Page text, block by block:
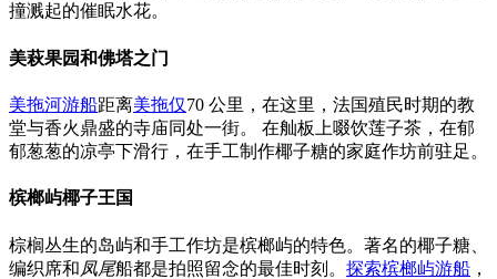
撞溅起的催眠水花。
美萩果园和佛塔之门
美拖河游船距离美拖仅70 公里，在这里，法国殖民时期的教
堂与香火鼎盛的寺庙同处一街。 在舢板上啜饮莲子茶，在郁
郁葱葱的凉亭下滑行，在手工制作椰子糖的家庭作坊前驻足。
槟榔屿椰子王国
棕榈丛生的岛屿和手工作坊是槟榔屿的特色。著名的椰子糖、
编织席和凤尾船都是拍照留念的最佳时刻。 探索槟榔屿游船 ，